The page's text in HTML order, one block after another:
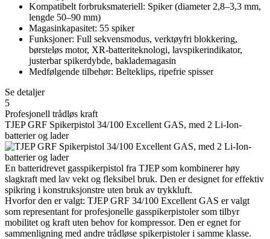
Kompatibelt forbruksmateriell: Spiker (diameter 2,8–3,3 mm,
lengde 50–90 mm)
Magasinkapasitet: 55 spiker
Funksjoner: Full sekvensmodus, verktøyfri blokkering,
børsteløs motor, XR-batteriteknologi, lavspikerindikator,
justerbar spikerdybde, baklademagasin
Medfølgende tilbehør: Belteklips, ripefrie spisser
Se detaljer
5
Profesjonell trådløs kraft
TJEP GRF Spikerpistol 34/100 Excellent GAS, med 2 Li-Ion-
batterier og lader
En batteridrevet gasspikerpistol fra TJEP som kombinerer høy
slagkraft med lav vekt og fleksibel bruk. Den er designet for effektiv
spikring i konstruksjonstre uten bruk av trykkluft.
Hvorfor den er valgt: TJEP GRF 34/100 Excellent GAS er valgt
som representant for profesjonelle gasspikerpistoler som tilbyr
mobilitet og kraft uten behov for kompressor. Den er egnet for
sammenligning med andre trådløse spikerpistoler i samme klasse.